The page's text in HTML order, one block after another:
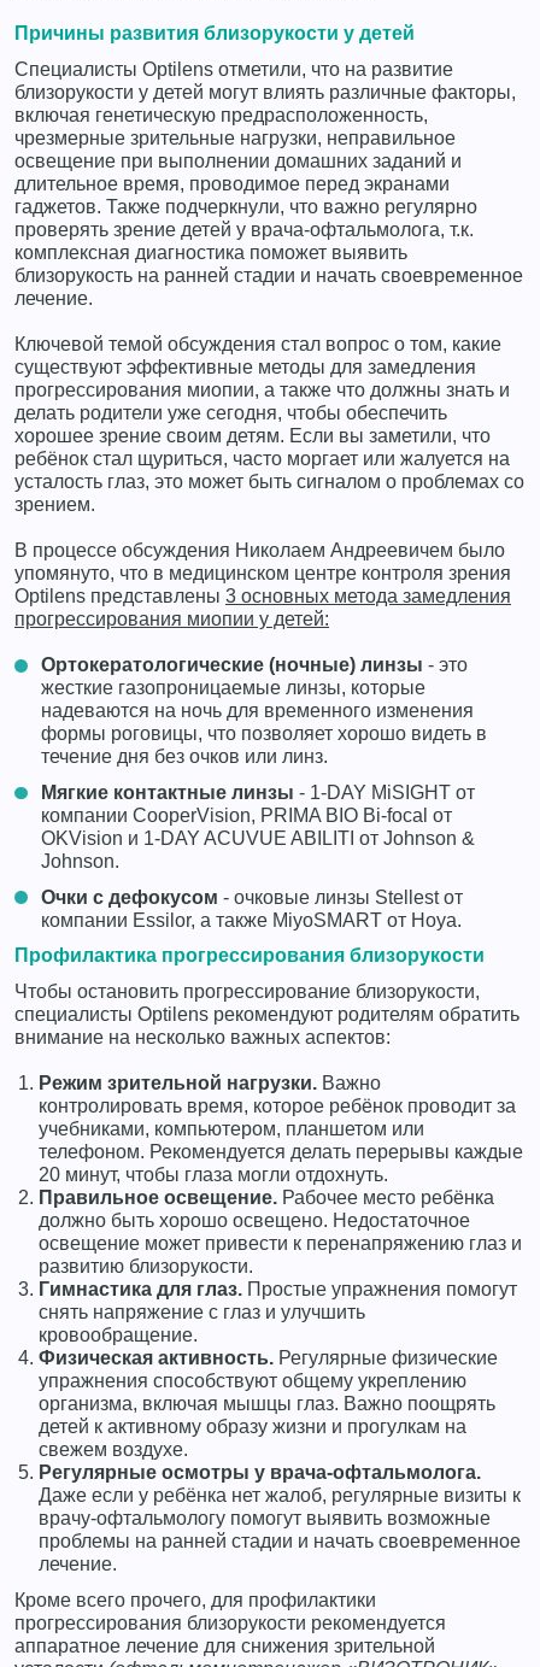
Причины развития близорукости у детей
Специалисты Optilens отметили, что на развитие
близорукости у детей могут влиять различные факторы,
включая генетическую предрасположенность,
чрезмерные зрительные нагрузки, неправильное
освещение при выполнении домашних заданий и
длительное время, проводимое перед экранами
гаджетов. Также подчеркнули, что важно регулярно
проверять зрение детей у врача-офтальмолога, т.к.
комплексная диагностика поможет выявить
близорукость на ранней стадии и начать своевременное
лечение.
Ключевой темой обсуждения стал вопрос о том, какие
существуют эффективные методы для замедления
прогрессирования миопии, а также что должны знать и
делать родители уже сегодня, чтобы обеспечить
хорошее зрение своим детям. Если вы заметили, что
ребёнок стал щуриться, часто моргает или жалуется на
усталость глаз, это может быть сигналом о проблемах со
зрением.
В процессе обсуждения Николаем Андреевичем было
упомянуто, что в медицинском центре контроля зрения
Optilens представлены 3 основных метода замедления
прогрессирования миопии у детей:
Ортокератологические (ночные) линзы - это
жесткие газопроницаемые линзы, которые
надеваются на ночь для временного изменения
формы роговицы, что позволяет хорошо видеть в
течение дня без очков или линз.
Мягкие контактные линзы - 1-DAY MiSIGHT от
компании CooperVision, PRIMA BIO Bi-focal от
OKVision и 1-DAY ACUVUE ABILITI от Johnson &
Johnson.
Очки с дефокусом - очковые линзы Stellest от
компании Essilor, а также MiyoSMART от Hoya.
Профилактика прогрессирования близорукости
Чтобы остановить прогрессирование близорукости,
специалисты Optilens рекомендуют родителям обратить
внимание на несколько важных аспектов:
Режим зрительной нагрузки.Важно
контролировать время, которое ребёнок проводит за
учебниками, компьютером, планшетом или
телефоном. Рекомендуется делать перерывы каждые
20 минут, чтобы глаза могли отдохнуть.
Правильное освещение.Рабочее место ребёнка
должно быть хорошо освещено. Недостаточное
освещение может привести к перенапряжению глаз и
развитию близорукости.
Гимнастика для глаз.Простые упражнения помогут
снять напряжение с глаз и улучшить
кровообращение.
Физическая активность.Регулярные физические
упражнения способствуют общему укреплению
организма, включая мышцы глаз. Важно поощрять
детей к активному образу жизни и прогулкам на
свежем воздухе.
Регулярные осмотры у врача-офтальмолога.
Даже если у ребёнка нет жалоб, регулярные визиты к
врачу-офтальмологу помогут выявить возможные
проблемы на ранней стадии и начать своевременное
лечение.
Кроме всего прочего, для профилактики
прогрессирования близорукости рекомендуется
аппаратное лечение для снижения зрительной